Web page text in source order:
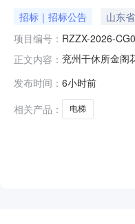
招标｜招标公告 山东
项目编号： RZZX-2026-
正文内容： 兖州干休所金阁
公告如下：一、
发布时间： 6小时前
相关产品：
电梯